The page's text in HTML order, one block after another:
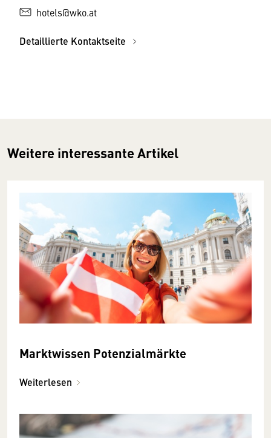
hotels@wko.at
Detaillierte Kontaktseite
Weitere interessante Artikel
Marktwissen Potenzialmärkte
Weiterlesen